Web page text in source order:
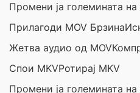
Промени ја големината на
Прилагоди MOV Брзина
Жетва аудио од MOV
Спои MKVРотирај MKV
Промени ја големината на